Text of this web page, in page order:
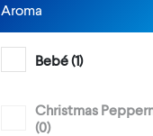
Aroma
Bebé (1)
Christmas
(0)